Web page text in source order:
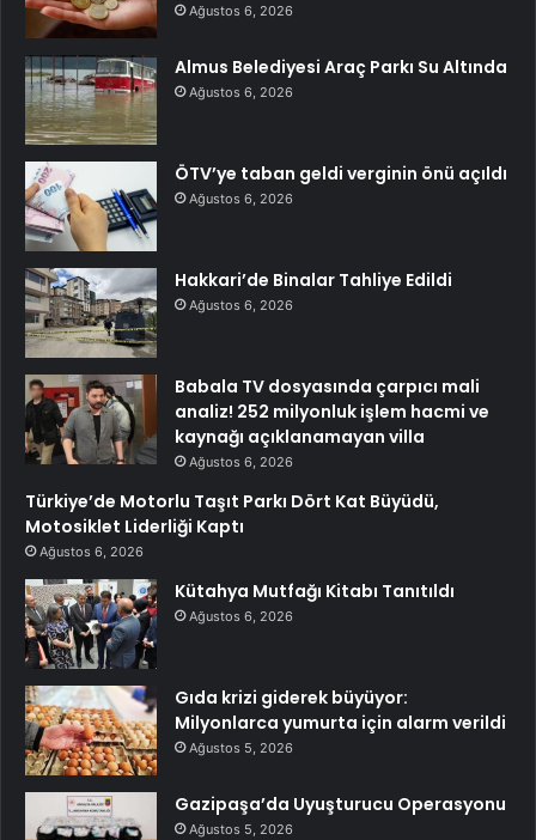
Ağustos 6, 2026
Almus Belediyesi Araç Parkı Su Altında
Ağustos 6, 2026
ÖTV’ye taban geldi verginin önü açıldı
Ağustos 6, 2026
Hakkari’de Binalar Tahliye Edildi
Ağustos 6, 2026
Babala TV dosyasında çarpıcı mali
analiz! 252 milyonluk işlem hacmi ve
kaynağı açıklanamayan villa
Ağustos 6, 2026
Türkiye’de Motorlu Taşıt Parkı Dört Kat Büyüdü,
Motosiklet Liderliği Kaptı
Ağustos 6, 2026
Kütahya Mutfağı Kitabı Tanıtıldı
Ağustos 6, 2026
Gıda krizi giderek büyüyor:
Milyonlarca yumurta için alarm verildi
Ağustos 5, 2026
Gazipaşa’da Uyuşturucu Operasyonu
Ağustos 5, 2026